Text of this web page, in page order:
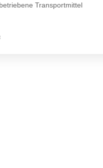
Transportmittel